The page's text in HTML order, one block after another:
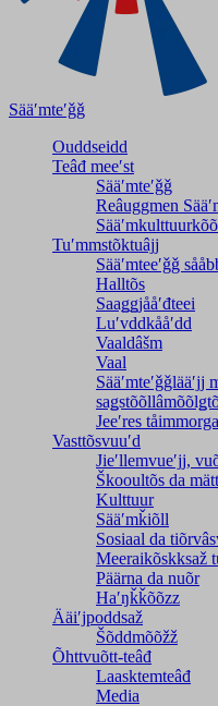
Sääʹmteʹǧǧ
Ouddseidd
Teâđ meeʹst
Sääʹmteʹǧǧ
Reâuggmen
Tuʹmmstõktuâjj
Sääʹmteeʹǧǧ
Halltõs
Saaǥǥjååʹđteei
Luʹvddkååʹdd
Vaaldâšm
Vaal
Jeeʹres
Vasttõsvuuʹd
Jieʹllemvueʹjj,
Škooultõs da
Kulttuur
Sääʹmǩiõll
Sosiaal da
Meeraikõskksaž
Päärna da nuõr
Haʹŋǩǩõõzz
Ääiʹjpoddsaž
Šõddmõõžž
Õhttvuõtt-teâđ
Laasktemteâđ
Media